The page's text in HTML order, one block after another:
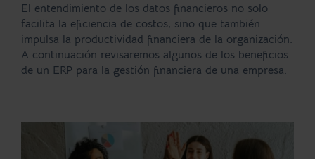
El entendimiento de los datos financieros no solo
facilita la eficiencia de costos, sino que también
impulsa la productividad financiera de la organización.
A continuación revisaremos algunos de los beneficios
de un ERP para la gestión financiera de una empresa.